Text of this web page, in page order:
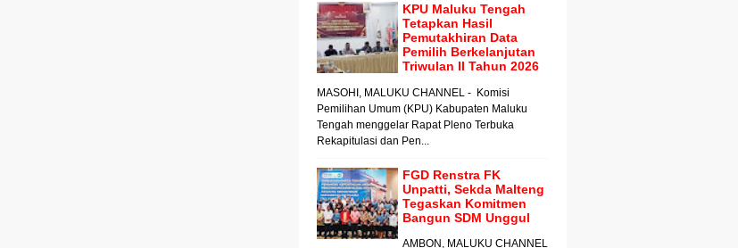
KPU Maluku Tengah
Tetapkan Hasil
Pemutakhiran Data
Pemilih Berkelanjutan
Triwulan II Tahun 2026
MASOHI, MALUKU CHANNEL - Komisi
Pemilihan Umum (KPU) Kabupaten Maluku
Tengah menggelar Rapat Pleno Terbuka
Rekapitulasi dan Pen...
FGD Renstra FK
Unpatti, Sekda Malteng
Tegaskan Komitmen
Bangun SDM Unggul
AMBON, MALUKU CHANNEL